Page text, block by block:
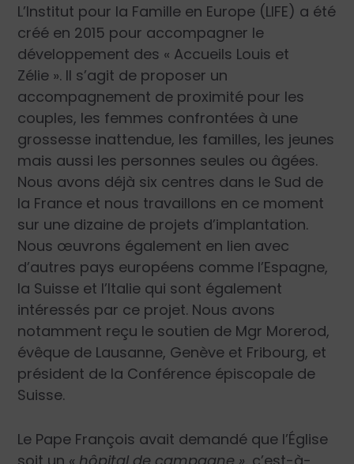
L’Institut pour la Famille en Europe (LIFE) a été
créé en 2015 pour accompagner le
développement des « Accueils Louis et
Zélie ». Il s’agit de proposer un
accompagnement de proximité pour les
couples, les femmes confrontées à une
grossesse inattendue, les familles, les jeunes
mais aussi les personnes seules ou âgées.
Nous avons déjà six centres dans le Sud de
la France et nous travaillons en ce moment
sur une dizaine de projets d’implantation.
Nous œuvrons également en lien avec
d’autres pays européens comme l’Espagne,
la Suisse et l’Italie qui sont également
intéressés par ce projet. Nous avons
notamment reçu le soutien de Mgr Morerod,
évêque de Lausanne, Genève et Fribourg, et
président de la Conférence épiscopale de
Suisse.
Le Pape François avait demandé que l’Église